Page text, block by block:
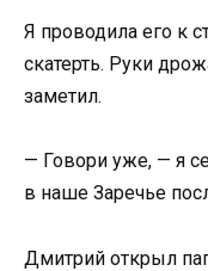
Я проводила его к
скатерть. Руки
заметил.
— Говори уже, — я
в наше Заречье
Дмитрий открыл